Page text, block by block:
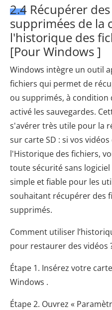
2.4 Récupérer
supprimées de la
l'historique des
[Pour Windows ]
Windows intègre un outil
fichiers qui permet de
ou supprimés, à
activé les sauvegardes.
s'avérer très utile pour la
sur carte SD : si vos
l'Historique des fichiers,
toute sécurité sans
simple et fiable pour les
souhaitant récupérer des
supprimés.
Comment utiliser
pour restaurer des vidéos
Étape 1. Insérez votre
Windows .
Étape 2. Ouvrez «